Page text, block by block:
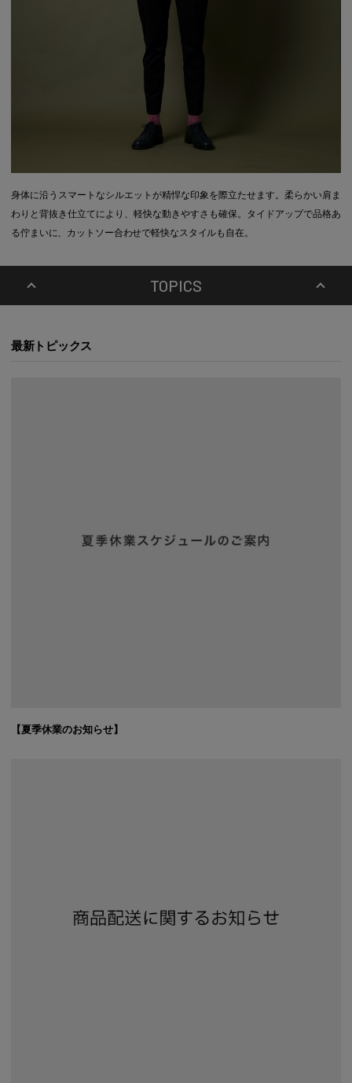
身体に沿うスマートなシルエットが精悍な印象を際立たせます。柔らかい肩ま
わりと背抜き仕立てにより、軽快な動きやすさも確保。タイドアップで品格あ
る佇まいに、カットソー合わせで軽快なスタイルも自在。
TOPICS
最新トピックス
【夏季休業のお知らせ】